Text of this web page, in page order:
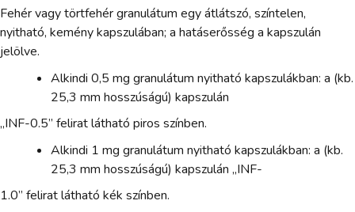
Fehér vagy törtfehér granulátum egy átlátszó, színtelen,
nyitható, kemény kapszulában; a hatáserősség a kapszulán
jelölve.
Alkindi 0,5 mg granulátum nyitható kapszulákban: a (kb.
25,3 mm hosszúságú) kapszulán
„INF-0.5” felirat látható piros színben.
Alkindi 1 mg granulátum nyitható kapszulákban: a (kb.
25,3 mm hosszúságú) kapszulán „INF-
1.0” felirat látható kék színben.